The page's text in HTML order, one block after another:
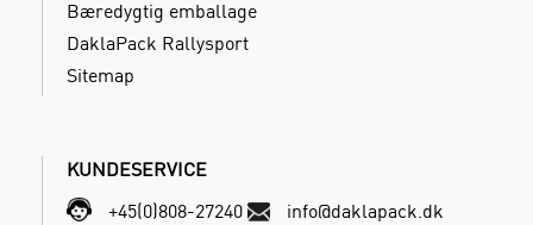
Bæredygtig emballage
DaklaPack Rallysport
Sitemap
KUNDESERVICE
+45(0)808-27240
info@daklapack.dk